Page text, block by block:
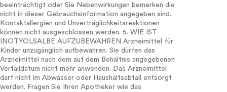
beeinträchtigt oder Sie Nebenwirkungen bemerken die
nicht in dieser Gebrauchsinformation angegeben sind.
Kontaktallergien und Unverträglichkeitsreaktionen
können nicht ausgeschlossen werden. 5. WIE IST
INOTYOLSALBE AUFZUBEWAHREN Arzneimittel für
Kinder unzugänglich aufbewahren. Sie dürfen das
Arzneimittel nach dem auf dem Behältnis angegebenen
Verfalldatum nicht mehr anwenden. Das Arzneimittel
darf nicht im Abwasser oder Haushaltsabfall entsorgt
werden. Fragen Sie Ihren Apotheker wie das